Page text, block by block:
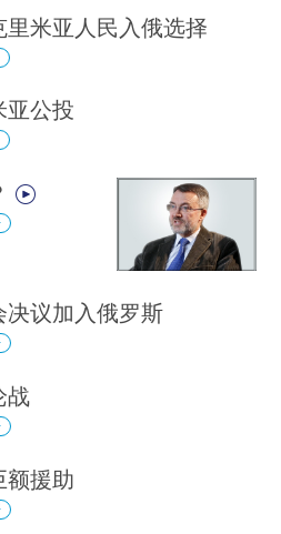
米亚人民入俄选择
亚公投
议加入俄罗斯
战
额援助